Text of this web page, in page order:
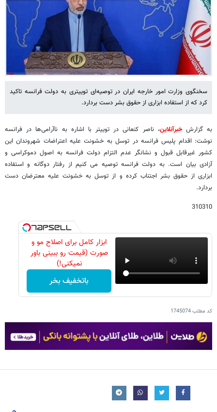
سخنگوی وزارت امور خارجه ایران در توصیه‌ای توییتری به دولت فرانسه تاکید
کرد که از استفاده ابزاری از حقوق بشر دست بردارد.
به گزارشخبرآنلاین، ناصر کنعانی در توییتر با اشاره به ناآرامی‌ها در فرانسه
نوشت: اقدام پلیس فرانسه در توسل به خشونت علیه اعتراضات شهروندان این
کشور غیرقابل قبول و نشانگر عدم التزام دولت فرانسه به اصول دموکراسی و
آزادی بیان است. به دولت فرانسه توصیه می کنیم از رفتار دوگانه و استفاده
ابزاری از حقوق بشر اجتناب کرده و از توسل به خشونت علیه معترضان دست
بردارد.
310310
ابزار کامل برای اصلاح مو و
صورت (قیمت رو ببینی باور
نمیکنی!)
باتخفیف بخر
کد مطلب1745074